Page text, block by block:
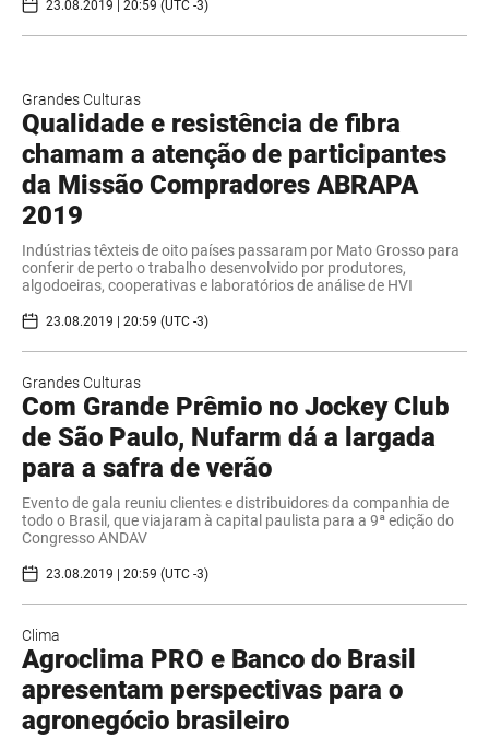
23.08.2019 | 20:59 (UTC -3)
Grandes Culturas
Qualidade e resistência de fibra
chamam a atenção de participantes
da Missão Compradores ABRAPA
2019
Indústrias têxteis de oito países passaram por Mato Grosso para
conferir de perto o trabalho desenvolvido por produtores,
algodoeiras, cooperativas e laboratórios de análise de HVI
23.08.2019 | 20:59 (UTC -3)
Grandes Culturas
Com Grande Prêmio no Jockey Club
de São Paulo, Nufarm dá a largada
para a safra de verão
Evento de gala reuniu clientes e distribuidores da companhia de
todo o Brasil, que viajaram à capital paulista para a 9ª edição do
Congresso ANDAV
23.08.2019 | 20:59 (UTC -3)
Clima
Agroclima PRO e Banco do Brasil
apresentam perspectivas para o
agronegócio brasileiro